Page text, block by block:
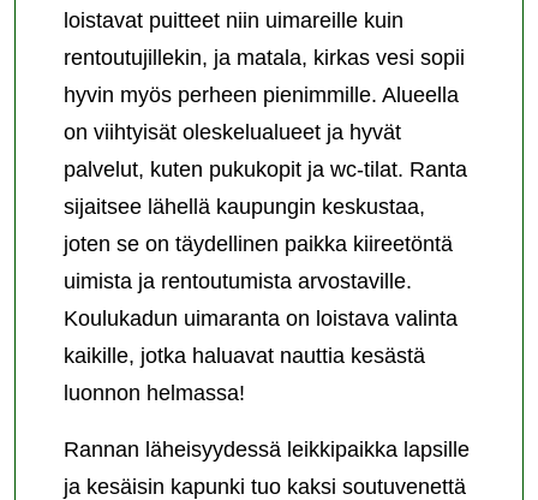
loistavat puitteet niin uimareille kuin
rentoutujillekin, ja matala, kirkas vesi sopii
hyvin myös perheen pienimmille. Alueella
on viihtyisät oleskelualueet ja hyvät
palvelut, kuten pukukopit ja wc-tilat. Ranta
sijaitsee lähellä kaupungin keskustaa,
joten se on täydellinen paikka kiireetöntä
uimista ja rentoutumista arvostaville.
Koulukadun uimaranta on loistava valinta
kaikille, jotka haluavat nauttia kesästä
luonnon helmassa!
Rannan läheisyydessä leikkipaikka lapsille
ja kesäisin kapunki tuo kaksi soutuvenettä